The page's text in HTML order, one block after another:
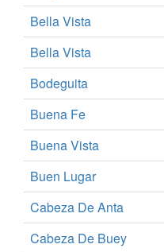
Bella Vista
Bella Vista
Bodeguita
Buena Fe
Buena Vista
Buen Lugar
Cabeza De Anta
Cabeza De Buey